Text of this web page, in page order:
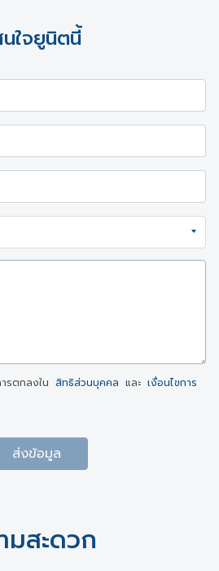
ใจยูนิตนี้
รตกลงใน สิทธิส่วนบุคคล และ เงื่อนไขการ
ส่งข้อมูล
มสะดวก